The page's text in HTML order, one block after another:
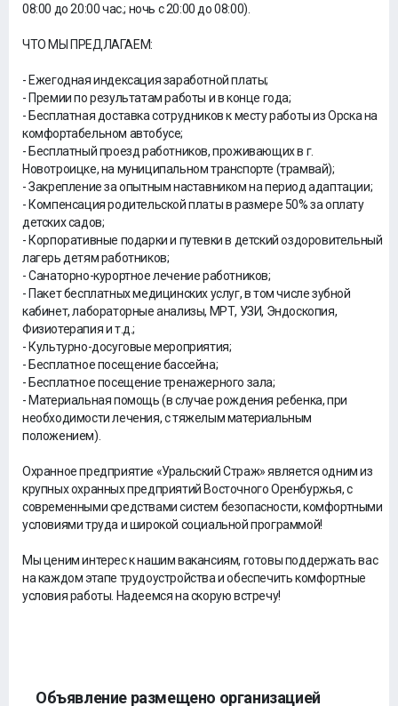
08:00 до 20:00 час.; ночь с 20:00 до 08:00).
ЧТО МЫ ПРЕДЛАГАЕМ:
- Ежегодная индексация заработной платы;
- Премии по результатам работы и в конце года;
- Бесплатная доставка сотрудников к месту работы из Орска на
комфортабельном автобусе;
- Бесплатный проезд работников, проживающих в г.
Новотроицке, на муниципальном транспорте (трамвай);
- Закрепление за опытным наставником на период адаптации;
- Компенсация родительской платы в размере 50% за оплату
детских садов;
- Корпоративные подарки и путевки в детский оздоровительный
лагерь детям работников;
- Санаторно-курортное лечение работников;
- Пакет бесплатных медицинских услуг, в том числе зубной
кабинет, лабораторные анализы, МРТ, УЗИ, Эндоскопия,
Физиотерапия и т.д.;
- Культурно-досуговые мероприятия;
- Бесплатное посещение бассейна;
- Бесплатное посещение тренажерного зала;
- Материальная помощь (в случае рождения ребенка, при
необходимости лечения, с тяжелым материальным
положением).
Охранное предприятие «Уральский Страж» является одним из
крупных охранных предприятий Восточного Оренбуржья, с
современными средствами систем безопасности, комфортными
условиями труда и широкой социальной программой!
Мы ценим интерес к нашим вакансиям, готовы поддержать вас
на каждом этапе трудоустройства и обеспечить комфортные
условия работы. Надеемся на скорую встречу!
Объявление размещено организацией